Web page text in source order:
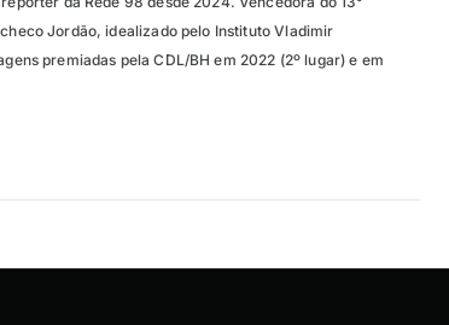
Jordão, idealizado pelo Instituto Vladimir
premiadas pela CDL/BH em 2022 (2º lugar) e em